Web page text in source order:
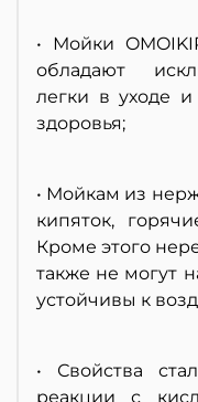
• Мойки
обладают
легки в уходе
здоровья;
• Мойкам из
кипяток,
Кроме этого
также не могут
устойчивы к
• Свойства
реакции с